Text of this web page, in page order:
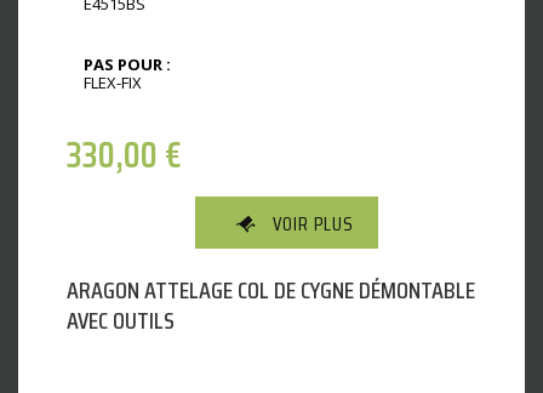
PAS POUR :
FLEX-FIX
330,00€
VOIR PLUS
ARAGON ATTELAGE COL DE CYGNE DÉMONTABLE
AVEC OUTILS